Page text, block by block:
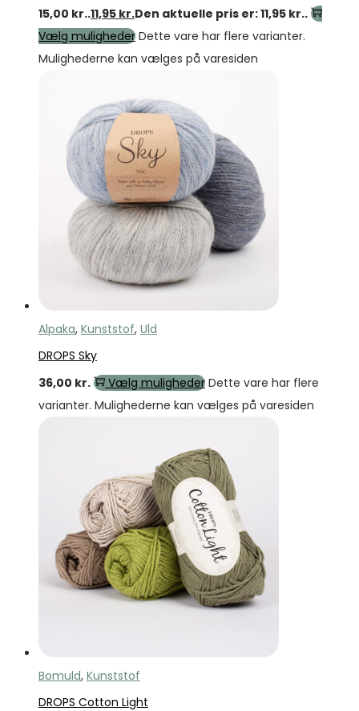
15,00 kr..11,95 kr.Den aktuelle pris er: 11,95 kr..
Vælg muligheder Dette vare har flere varianter.
Mulighederne kan vælges på varesiden
Alpaka, Kunststof, Uld
DROPS Sky
36,00 kr. Vælg muligheder Dette vare har flere
varianter. Mulighederne kan vælges på varesiden
Bomuld, Kunststof
DROPS Cotton Light